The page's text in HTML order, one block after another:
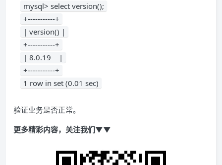
mysql> select version();
+-----------+
| version() |
+-----------+
| 8.0.19    |
+-----------+
1 row in set (0.01 sec)
验证业务是否正常。
更多精彩内容，关注我们▼▼